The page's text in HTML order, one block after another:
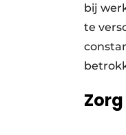
bij
te